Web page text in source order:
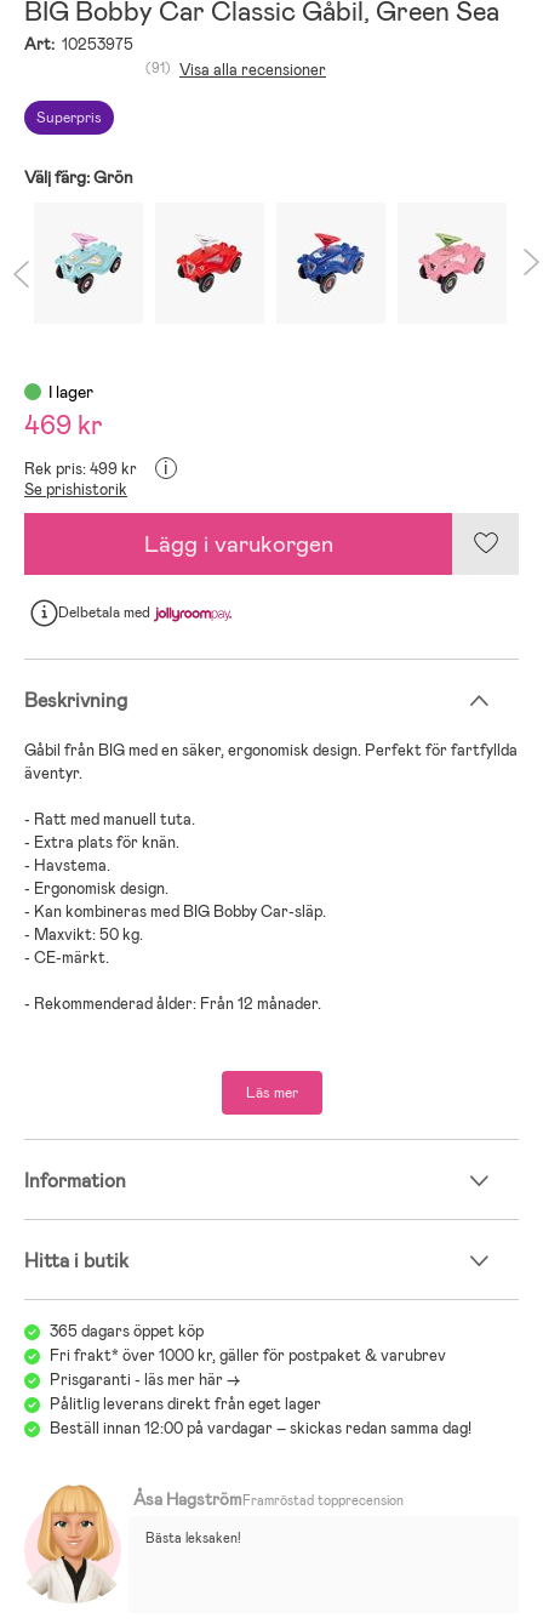
BIG Bobby Car Classic Gåbil, Green Sea
Art: 10253975
Superpris
(91) Visa alla recensioner
Välj färg:Grön
I lager
469 kr
Rek pris: 499 kr i
Se prishistorik
Lägg i varukorgen
Delbetalamed
Beskrivning
Gåbil från BIG med en säker, ergonomisk design. Perfekt för fartfyllda
äventyr.
- Ratt med manuell tuta.
- Extra plats för knän.
- Havstema.
- Ergonomisk design.
- Kan kombineras med BIG Bobby Car-släp.
- Maxvikt: 50 kg.
- CE-märkt.
- Rekommenderad ålder: Från 12 månader.
Läs mer
Information
Hitta i butik
365 dagars öppet köp
Fri frakt* över 1000 kr, gäller för postpaket & varubrev
Prisgaranti - läs mer här ->
Pålitlig leverans direkt från eget lager
Beställ innan 12:00 på vardagar – skickas redan samma dag!
Åsa HagströmFramröstad topprecension
Bästa leksaken!